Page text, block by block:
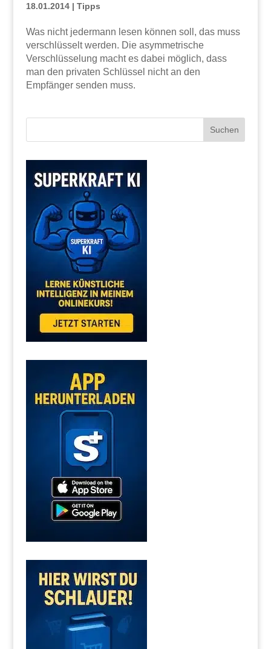
18.01.2014| Tipps
Was nicht jedermann lesen können soll, das muss
verschlüsselt werden. Die asymmetrische
Verschlüsselung macht es dabei möglich, dass
man den privaten Schlüssel nicht an den
Empfänger senden muss.